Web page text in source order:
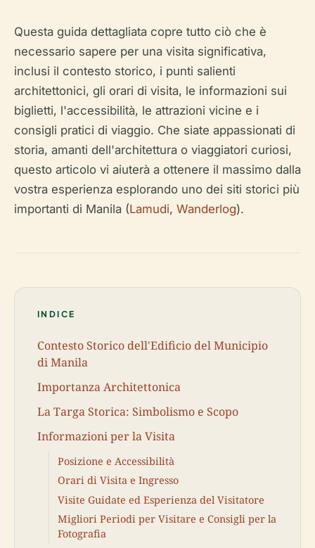
Questa guida dettagliata copre tutto ciò che è
necessario sapere per una visita significativa,
inclusi il contesto storico, i punti salienti
architettonici, gli orari di visita, le informazioni sui
biglietti, l'accessibilità, le attrazioni vicine e i
consigli pratici di viaggio. Che siate appassionati di
storia, amanti dell'architettura o viaggiatori curiosi,
questo articolo vi aiuterà a ottenere il massimo dalla
vostra esperienza esplorando uno dei siti storici più
importanti di Manila (Lamudi, Wanderlog).
INDICE
Contesto Storico dell'Edificio del Municipio
di Manila
Importanza Architettonica
La Targa Storica: Simbolismo e Scopo
Informazioni per la Visita
Posizione e Accessibilità
Orari di Visita e Ingresso
Visite Guidate ed Esperienza del Visitatore
Migliori Periodi per Visitare e Consigli per la
Fotografia